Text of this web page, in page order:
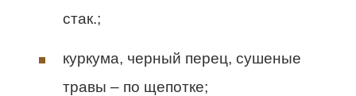
стак.;
куркума, черный перец, сушеные
травы – по щепотке;